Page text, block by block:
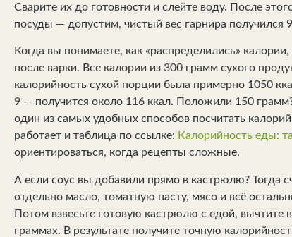
Сварите их до готовности и слейте воду. После
посуды — допустим, чистый вес гарнира получился
Когда вы понимаете, как «распределились»
после варки. Все калории из 300 грамм сухого
калорийность сухой порции была примерно 1050
9 — получится около 116 ккал. Положили 150
один из самых удобных способов посчитать
работает и таблица по ссылке: Калорийность еды:
ориентироваться, когда рецепты сложные.
А если соус вы добавили прямо в кастрюлю? Тогда
отдельно масло, томатную пасту, мясо и всё
Потом взвесьте готовую кастрюлю с едой,
граммах. В результате получите точную